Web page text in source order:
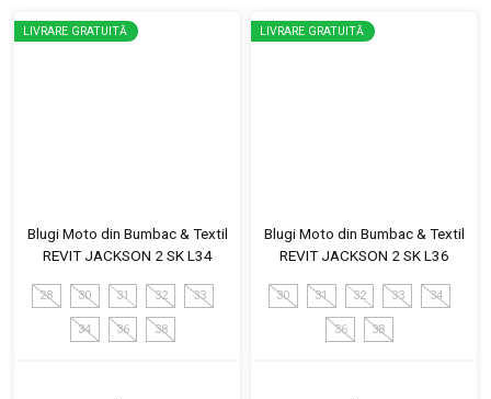
LIVRARE GRATUITĂ
Blugi Moto din Bumbac & Textil
REVIT JACKSON 2 SK L34
28 30 31 32 33
34 36 38
LIVRARE GRATUITĂ
Blugi Moto din Bumbac & Textil
REVIT JACKSON 2 SK L36
30 31 32 33 34
36 38